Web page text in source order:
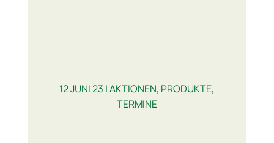
12 JUNI 23 |AKTIONEN, PRODUKTE,
TERMINE